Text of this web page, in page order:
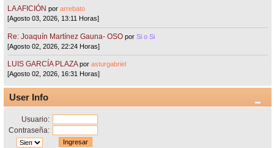
LA AFICIÓN porarrebato
[Agosto 03, 2026, 13:11 Horas]
Re: Joaquín Martínez Gauna- OSO porSi o Si
[Agosto 02, 2026, 22:24 Horas]
LUIS GARCÍA PLAZA porasturgabriel
[Agosto 02, 2026, 16:31 Horas]
User Info
Usuario:
Contraseña: